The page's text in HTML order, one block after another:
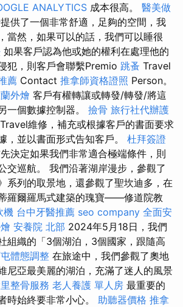
ANALYTICS 成本很高。 醫美做
供了一個非常舒適，足夠的空間，我
當然，如果可以的話，我們可以睡很
如果客戶認為他或她的權利在處理他的
犯，則客戶會聯繫Premio 跳蚤 Travel
薦 Contact 推拿師資格證照 Person。
外燴 客戶有權轉讓或轉發/轉發/將這
一個數據控制器。 撿骨 旅行社代辦護
Travel維修，補充或根據客戶的書面要求
，並以書面形式告知客戶。 杜拜簽證
決定如果我們非常適合極端條件，則
交巡航。 我們沿著湖岸漫步，參觀了
系列的取景地，還參觀了聖坎迪多，在
羅爾羅馬式建築的瑰寶——修道院教
機 台中牙醫推薦 seo company 全面安
安養院 北部 2024年5月18日，我們
組織的「3個湖泊，3個國家，跟隨高
體態調整 在旅途中，我們參觀了奧地
尼亞最美麗的湖泊，充滿了迷人的風景
整骨服務 老人養護 單人房 最重要的
時始終要非常小心。 助聽器價格 推拿